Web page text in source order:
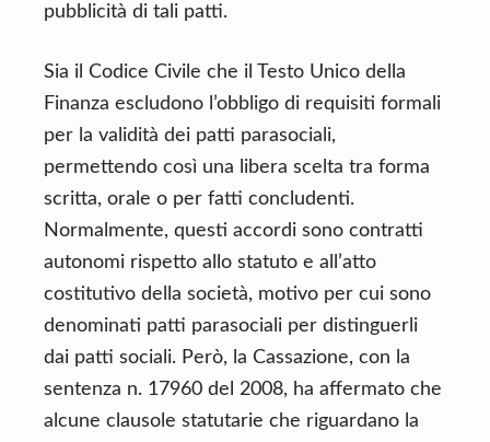
pubblicità di tali patti.
Sia il Codice Civile che il Testo Unico della
Finanza escludono l’obbligo di requisiti formali
per la validità dei patti parasociali,
permettendo così una libera scelta tra forma
scritta, orale o per fatti concludenti.
Normalmente, questi accordi sono contratti
autonomi rispetto allo statuto e all’atto
costitutivo della società, motivo per cui sono
denominati patti parasociali per distinguerli
dai patti sociali. Però, la Cassazione, con la
sentenza n. 17960 del 2008, ha affermato che
alcune clausole statutarie che riguardano la